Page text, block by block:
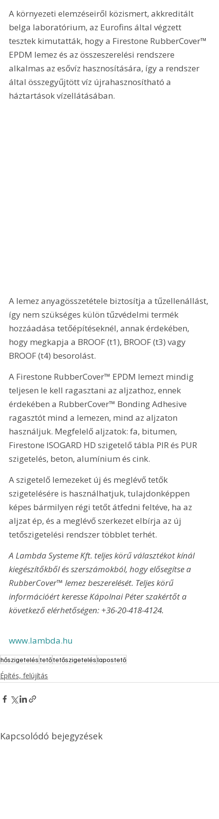
A környezeti elemzéseiről közismert, akkreditált
belga laboratórium, az Eurofins által végzett
tesztek kimutatták, hogy a Firestone RubberCover™
EPDM lemez és az összeszerelési rendszere
alkalmas az esővíz hasznosítására, így a rendszer
által összegyűjtött víz újrahasznosítható a
háztartások vízellátásában.
A lemez anyagösszetétele biztosítja a tűzellenállást,
így nem szükséges külön tűzvédelmi termék
hozzáadása tetőépítéseknél, annak érdekében,
hogy megkapja a BROOF (t1), BROOF (t3) vagy
BROOF (t4) besorolást.
A Firestone RubberCover™ EPDM lemezt mindig
teljesen le kell ragasztani az aljzathoz, ennek
érdekében a RubberCover™ Bonding Adhesive
ragasztót mind a lemezen, mind az aljzaton
használjuk. Megfelelő aljzatok: fa, bitumen,
Firestone ISOGARD HD szigetelő tábla PIR és PUR
szigetelés, beton, alumínium és cink.
A szigetelő lemezeket új és meglévő tetők
szigetelésére is használhatjuk, tulajdonképpen
képes bármilyen régi tetőt átfedni feltéve, ha az
aljzat ép, és a meglévő szerkezet elbírja az új
tetőszigetelési rendszer többlet terhét.
A Lambda Systeme Kft. teljes körű választékot kínál
kiegészítőkből és szerszámokból, hogy elősegítse a
RubberCover™ lemez beszerelését. Teljes körű
információért keresse Kápolnai Péter szakértőt a
következő elérhetőségen: +36-20-418-4124.
www.lambda.hu
hőszigeteléstetőtetőszigeteléslapostető
Építés, felújítás
Kapcsolódó bejegyzések